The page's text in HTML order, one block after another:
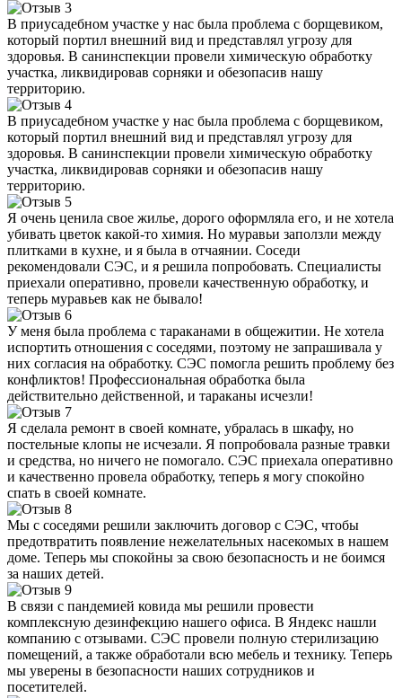
В приусадебном участке у нас была проблема с борщевиком,
который портил внешний вид и представлял угрозу для
здоровья. В санинспекции провели химическую обработку
участка, ликвидировав сорняки и обезопасив нашу
территорию.
В приусадебном участке у нас была проблема с борщевиком,
который портил внешний вид и представлял угрозу для
здоровья. В санинспекции провели химическую обработку
участка, ликвидировав сорняки и обезопасив нашу
территорию.
Я очень ценила свое жилье, дорого оформляла его, и не хотела
убивать цветок какой-то химия. Но муравьи заползли между
плитками в кухне, и я была в отчаянии. Соседи
рекомендовали СЭС, и я решила попробовать. Специалисты
приехали оперативно, провели качественную обработку, и
теперь муравьев как не бывало!
У меня была проблема с тараканами в общежитии. Не хотела
испортить отношения с соседями, поэтому не запрашивала у
них согласия на обработку. СЭС помогла решить проблему без
конфликтов! Профессиональная обработка была
действительно действенной, и тараканы исчезли!
Я сделала ремонт в своей комнате, убралась в шкафу, но
постельные клопы не исчезали. Я попробовала разные травки
и средства, но ничего не помогало. СЭС приехала оперативно
и качественно провела обработку, теперь я могу спокойно
спать в своей комнате.
Мы с соседями решили заключить договор с СЭС, чтобы
предотвратить появление нежелательных насекомых в нашем
доме. Теперь мы спокойны за свою безопасность и не боимся
за наших детей.
В связи с пандемией ковида мы решили провести
комплексную дезинфекцию нашего офиса. В Яндекс нашли
компанию с отзывами. СЭС провели полную стерилизацию
помещений, а также обработали всю мебель и технику. Теперь
мы уверены в безопасности наших сотрудников и
посетителей.